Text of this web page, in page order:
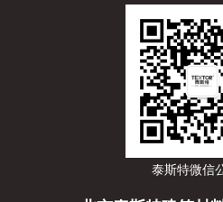
泰斯特微信